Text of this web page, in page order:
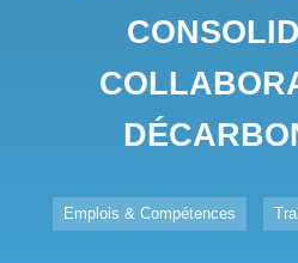
Emplois & Compétences